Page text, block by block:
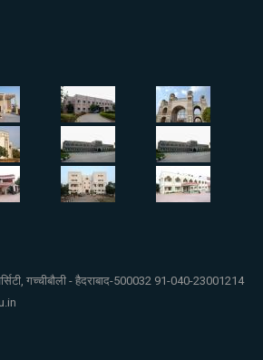
गच्चीबौली - हैदराबाद-500032 91-040-23001214